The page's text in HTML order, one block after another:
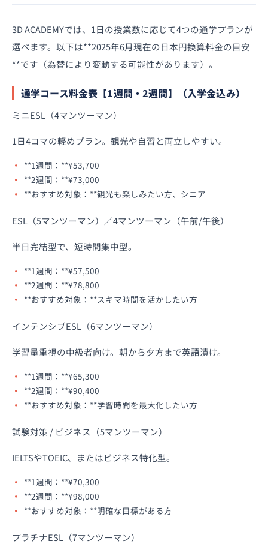
3D ACADEMYでは、1日の授業数に応じて4つの通学プランが
選べます。以下は**2025年6月現在の日本円換算料金の目安
**です（為替により変動する可能性があります）。
通学コース料金表【1週間・2週間】（入学金込み）
ミニESL（4マンツーマン）
1日4コマの軽めプラン。観光や自習と両立しやすい。
**1週間：**¥53,700
**2週間：**¥73,000
**おすすめ対象：**観光も楽しみたい方、シニア
ESL（5マンツーマン）／4マンツーマン（午前/午後）
半日完結型で、短時間集中型。
**1週間：**¥57,500
**2週間：**¥78,800
**おすすめ対象：**スキマ時間を活かしたい方
インテンシブESL（6マンツーマン）
学習量重視の中級者向け。朝から夕方まで英語漬け。
**1週間：**¥65,300
**2週間：**¥90,400
**おすすめ対象：**学習時間を最大化したい方
試験対策 / ビジネス（5マンツーマン）
IELTSやTOEIC、またはビジネス特化型。
**1週間：**¥70,300
**2週間：**¥98,000
**おすすめ対象：**明確な目標がある方
プラチナESL（7マンツーマン）